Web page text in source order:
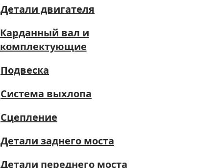
Детали двигателя
Карданный вал и
комплектующие
Подвеска
Система выхлопа
Сцепление
Детали заднего моста
Детали переднего моста